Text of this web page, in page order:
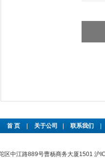
首 页 关于公司 联系我们
区中江路889号曹杨商务大厦1501 沪